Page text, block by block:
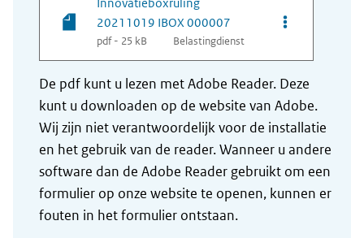
20211019 IBOX 000007
pdf - 25 kB Belastingdienst
Opties van
De pdf kunt u lezen met Adobe Reader. Deze
kunt u downloaden op de website van Adobe.
Wij zijn niet verantwoordelijk voor de installatie
en het gebruik van de reader. Wanneer u andere
software dan de Adobe Reader gebruikt om een
formulier op onze website te openen, kunnen er
fouten in het formulier ontstaan.